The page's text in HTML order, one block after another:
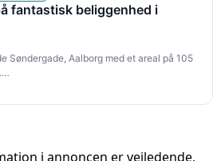
fantastisk beliggenhed i
Søndergade, Aalborg med et areal på 105
i annoncen er vejledende,